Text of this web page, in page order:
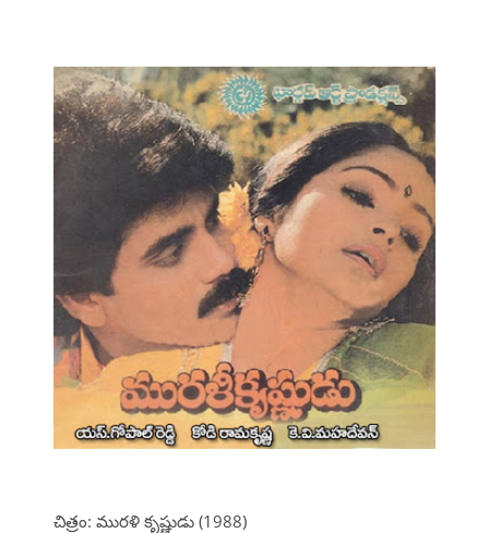
చిత్రం: మురళి కృష్ణుడు (1988)